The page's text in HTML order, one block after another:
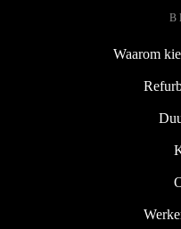
Waarom